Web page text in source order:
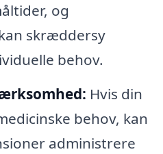
og
skræddersy
behov.
Hvis din
behov, kan
administrere